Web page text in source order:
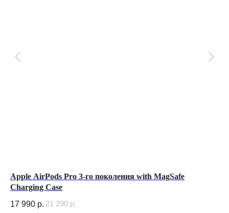
Apple AirPods Pro 3-го поколения with MagSafe
Charging Case
17 990 р. 21 290 р.